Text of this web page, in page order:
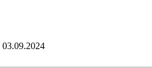
03.09.2024